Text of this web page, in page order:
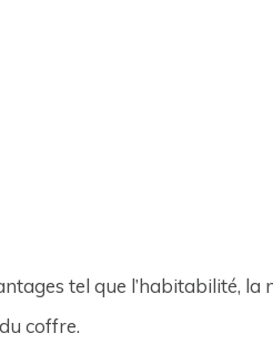
tel que l’habitabilité, la
coffre.